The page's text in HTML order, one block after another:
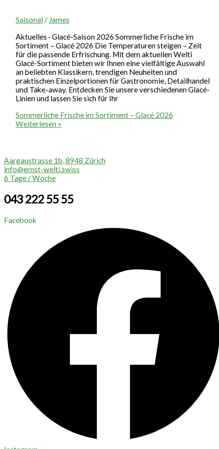
Saisonal/ James
Aktuelles · Glacé-Saison 2026 Sommerliche Frische im
Sortiment – Glacé 2026 Die Temperaturen steigen – Zeit
für die passende Erfrischung. Mit dem aktuellen Welti
Glacé-Sortiment bieten wir Ihnen eine vielfältige Auswahl
an beliebten Klassikern, trendigen Neuheiten und
praktischen Einzelportionen für Gastronomie, Detailhandel
und Take-away. Entdecken Sie unsere verschiedenen Glacé-
Linien und lassen Sie sich für Ihr
Sommerliche Frische im Sortiment – Glacé 2026
Weiterlesen »
Aargaustrasse 1b, 8948 Zürich
info@ernst-welti.swiss
6 Tage / Woche
043 222 55 55
Facebook